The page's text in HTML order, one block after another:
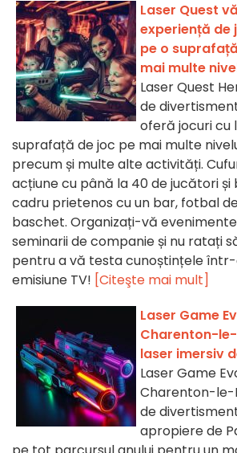
Laser Quest
experiență
pe o
mai multe
Laser Quest
de
oferă jocuri cu
suprafață de joc pe mai multe
precum și multe alte activități.
acțiune cu până la 40 de jucători
cadru prietenos cu un bar, fotbal
baschet. Organizați-vă
seminarii de companie și nu ratați
pentru a vă testa cunoștințele
emisiune TV! [Citeşte mai mult]
Laser Game
Charenton-
laser imersiv
Laser Game
Charenton-le-
de
apropiere de